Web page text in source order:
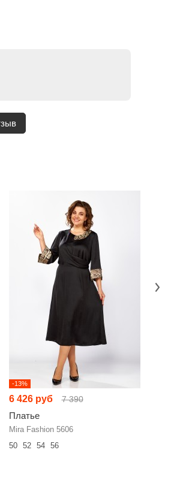
-13%
6 426 руб 7 390
Платье
Mira Fashion 5606
50
52 54 56